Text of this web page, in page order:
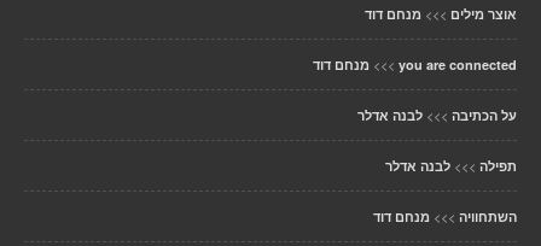
אוצר מילים >>> מנחם דוד
you are connected
>>> מנחם דוד
על הכתיבה >>> לבנה אדלר
תפילה >>> לבנה אדלר
השתחוויה >>> מנחם דוד